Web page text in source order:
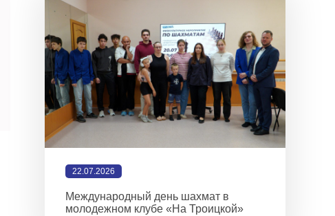
22.07.2026
Международный день шахмат в
молодежном клубе «На Троицкой»